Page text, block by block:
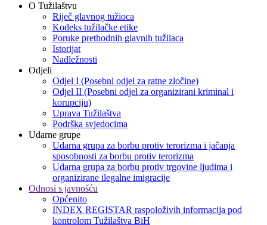
O Tužilaštvu
Riječ glavnog tužioca
Kodeks tužilačke etike
Poruke prethodnih glavnih tužilaca
Istorijat
Nadležnosti
Odjeli
Odjel I (Posebni odjel za ratne zločine)
Odjel II (Posebni odjel za organizirani kriminal i
korupciju)
Uprava Tužilaštva
Podrška svjedocima
Udarne grupe
Udarna grupa za borbu protiv terorizma i jačanja
sposobnosti za borbu protiv terorizma
Udarna grupa za borbu protiv trgovine ljudima i
organizirane ilegalne imigracije
Odnosi s javnošću
Općenito
INDEX REGISTAR raspoloživih informacija pod
kontrolom Tužilaštva BiH